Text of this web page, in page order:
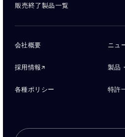
販売終了製品一覧
会社概要 ニュ
採用情報 製品
各種ポリシー 特許